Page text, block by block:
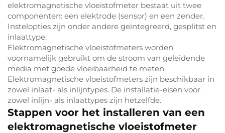
elektromagnetische vloeistofmeter bestaat uit twee
componenten: een elektrode (sensor) en een zender.
Instelopties zijn onder andere geïntegreerd, gesplitst en
inlaattype.
Elektromagnetische vloeistofmeters worden
voornamelijk gebruikt om de stroom van geleidende
media met goede vloeibaarheid te meten.
Elektromagnetische vloeistofmeters zijn beschikbaar in
zowel inlaat- als inlijntypes. De installatie-eisen voor
zowel inlijn- als inlaattypes zijn hetzelfde.
Stappen voor het installeren van een
elektromagnetische vloeistofmeter